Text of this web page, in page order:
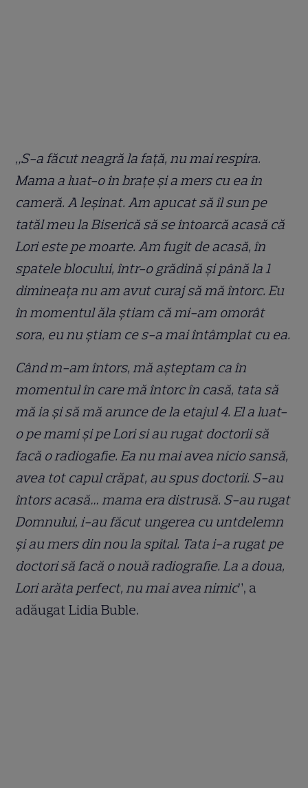
„S-a făcut neagră la față, nu mai respira.
Mama a luat-o în brațe și a mers cu ea în
cameră. A leșinat. Am apucat să îl sun pe
tatăl meu la Biserică să se întoarcă acasă că
Lori este pe moarte. Am fugit de acasă, în
spatele blocului, într-o grădină și până la 1
dimineața nu am avut curaj să mă întorc. Eu
în momentul ăla știam că mi-am omorât
sora, eu nu știam ce s-a mai întâmplat cu ea.
Când m-am întors, mă așteptam ca în
momentul în care mă întorc în casă, tata să
mă ia și să mă arunce de la etajul 4. El a luat-
o pe mami și pe Lori si au rugat doctorii să
facă o radiogafie. Ea nu mai avea nicio sansă,
avea tot capul crăpat, au spus doctorii. S-au
întors acasă… mama era distrusă. S-au rugat
Domnului, i-au făcut ungerea cu untdelemn
și au mers din nou la spital. Tata i-a rugat pe
doctori să facă o nouă radiografie. La a doua,
Lori arăta perfect, nu mai avea nimic”, a
adăugat Lidia Buble.